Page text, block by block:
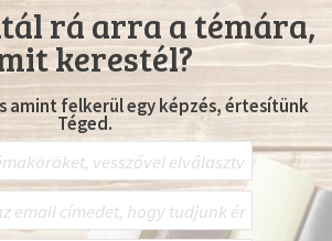
rá arra a témára,
kerestél?
amint felkerül egy képzés, értesítünk
Téged.